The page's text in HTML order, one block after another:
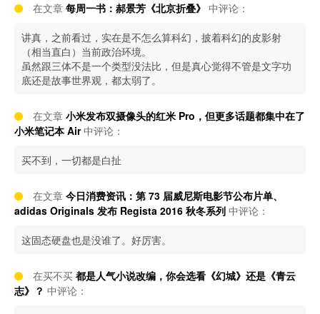
在文章 每周一书：郝景芳《北京折叠》 中评论：
讲真，之前看过，实在是不怎么算科幻，披着科幻的皮影射
（相当直白）当前政治环境。
虽然跟三体不是一个类型没法比，但是真心觉得不管是文字功
底还是故事世界观，都太弱了。
在文章 小米发布双摄像头的红米 Pro，但更多话题都集中在了
小米笔记本 Air中评论：
买不到，一切都是白扯
在文章 今日消费资讯：第 73 届威尼斯电影节公布片单、
adidas Originals 发布 Regista 2016 秋冬系列 中评论：
这固态硬盘也是没谁了。好厉害。
在买不买 都是人气小说改编，你会选看《幻城》还是《青云
志》？ 中评论：